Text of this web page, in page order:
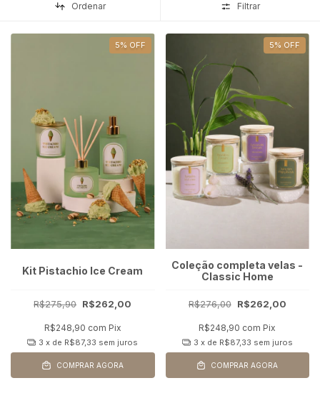
Ordenar Filtrar
5% OFF
Kit Pistachio Ice Cream
R$275,90 R$262,00
R$248,90 com Pix
3 x de R$87,33 sem juros
COMPRAR AGORA
5% OFF
Coleção completa velas -
Classic Home
R$276,00 R$262,00
R$248,90 com Pix
3 x de R$87,33 sem juros
COMPRAR AGORA